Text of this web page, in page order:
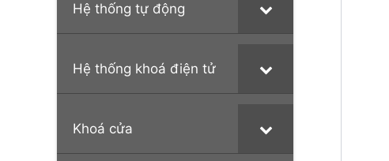
Hệ thống tự động
Hệ thống khoá điện tử
Khoá cửa